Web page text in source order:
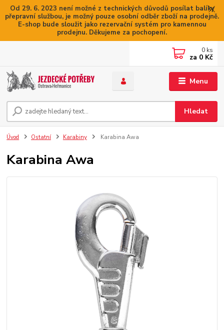
Od 29. 6. 2023 není možné z technických důvodů posílat balíky
přepravní službou, je možný pouze osobní odběr zboží na prodejně.
E-shop bude sloužit jako rezervační systém pro kamennou
prodejnu. Děkujeme za pochopení.
Menu
Hledat
0 ks
za 0 Kč
Úvod Ostatní Karabiny Karabina Awa
Karabina Awa